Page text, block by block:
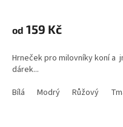
od 159 Kč
Hrneček pro milovníky koní a
dárek...
Bílá
Modrý Růžový